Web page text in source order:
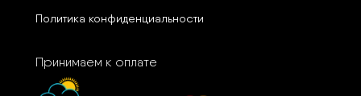
Принимаем к оплате
Политика конфиденциальности